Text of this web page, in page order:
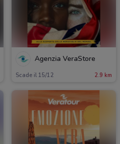
Agenzia VeraStore
Scade il 15/12 2.9 km